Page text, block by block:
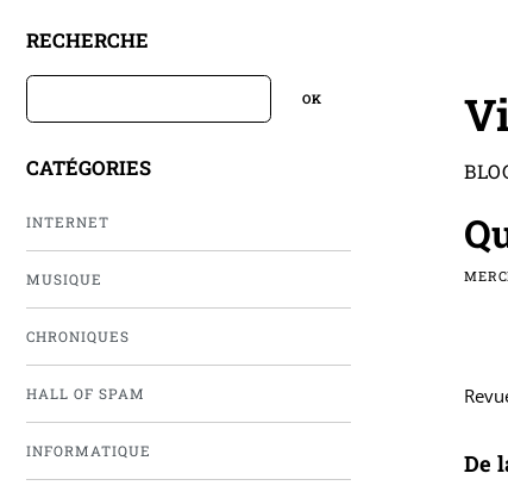
RECHERCHE
CATÉGORIES
INTERNET
MUSIQUE
CHRONIQUES
HALL OF SPAM
INFORMATIQUE De